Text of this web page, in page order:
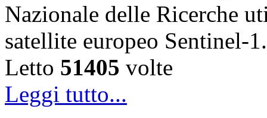
Nazionale delle Ricerche
satellite europeo
Letto 51405 volte
Leggi tutto...